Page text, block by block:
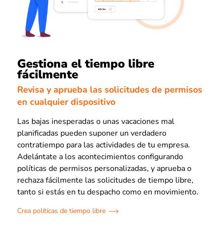
Gestiona el tiempo libre
fácilmente
Revisa y aprueba las solicitudes de permisos
en cualquier dispositivo
Las bajas inesperadas o unas vacaciones mal
planificadas pueden suponer un verdadero
contratiempo para las actividades de tu empresa.
Adelántate a los acontecimientos configurando
políticas de permisos personalizadas, y aprueba o
rechaza fácilmente las solicitudes de tiempo libre,
tanto si estás en tu despacho como en movimiento.
Crea políticas de tiempo libre